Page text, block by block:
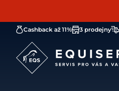
Cashback až 11% 3 prodejny